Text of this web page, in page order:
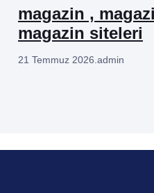
magazin ,
magazin siteleri
21 Temmuz 2026 admin